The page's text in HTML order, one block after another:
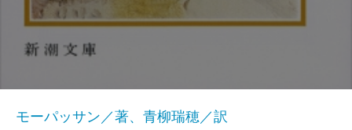
モーパッサン／著、青柳瑞穂／訳